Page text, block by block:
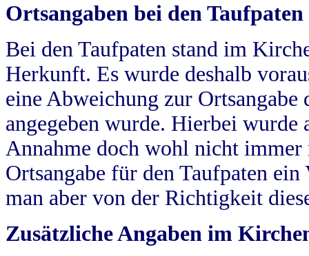
Ortsangaben bei den Taufpaten
Bei den Taufpaten stand im
Herkunft. Es wurde deshalb
eine Abweichung zur
angegeben wurde. Hierbei wurde
Annahme doch wohl nicht
Ortsangabe für den Taufpaten
man aber von der Richtigkeit
Zusätzliche Angaben im